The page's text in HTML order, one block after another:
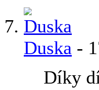
Duska -
Díky